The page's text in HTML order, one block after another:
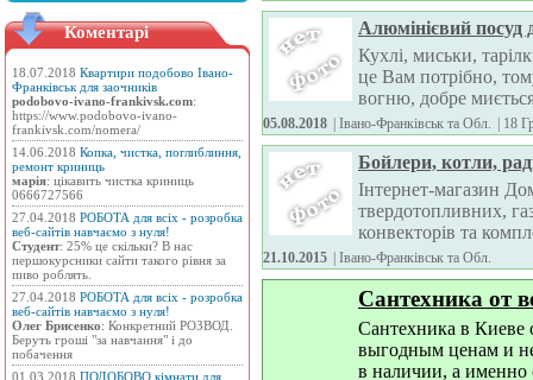
Алюмінієвий посуд
Кухлі, миськи,
це Вам потрібно,
вогню, добре
05.08.2018 | Івано-Франківськ та Обл. 18
Бойлери, котли,
Інтернет-магазин
твердотопливних,
конвекторів та
21.10.2015 | Івано-Франківськ та Обл.
Сантехника от
Сантехника в Киеве
выгодным ценам и
в наличии, а именно
Коментарі
18.07.2018 Квартири подобово Івано-
Франківськ для заочників
podobovo-ivano-frankivsk.com:
https://www.podobovo-ivano-
frankivsk.com/nomera/
14.06.2018 Копка, чистка, поглиблиння,
ремонт криниць
марія: цікавить чистка криниць
0666727566
27.04.2018 РОБОТА для всіх - розробка
веб-сайтів навчаємо з нуля!
Студент: 25% це скільки? В нас
першокурсники сайти такого рівня за
пиво роблять.
27.04.2018 РОБОТА для всіх - розробка
веб-сайтів навчаємо з нуля!
Олег Брисенко: Конкретний РОЗВОД.
Беруть гроші "за навчання" і до
побачення
01.03.2018 ПОДОБОВО кімнати для